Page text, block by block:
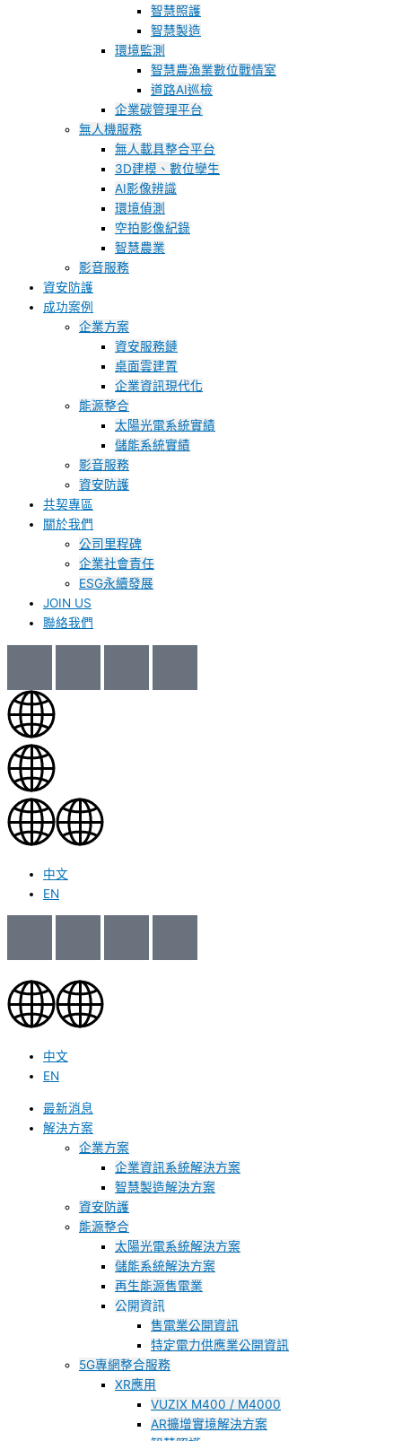
智慧照護
智慧製造
環境監測
智慧農漁業數位戰情室
道路AI巡檢
企業碳管理平台
無人機服務
無人載具整合平台
3D建模、數位孿生
AI影像辨識
環境偵測
空拍影像紀錄
智慧農業
影音服務
資安防護
成功案例
企業方案
資安服務鏈
桌面雲建置
企業資訊現代化
能源整合
太陽光電系統實績
儲能系統實績
影音服務
資安防護
共契專區
關於我們
公司里程碑
企業社會責任
ESG永續發展
JOIN US
聯絡我們
中文
EN
中文
EN
最新消息
解決方案
企業方案
企業資訊系統解決方案
智慧製造解決方案
資安防護
能源整合
太陽光電系統解決方案
儲能系統解決方案
再生能源售電業
公開資訊
售電業公開資訊
特定電力供應業公開資訊
5G專網整合服務
XR應用
VUZIX M400 / M4000
AR擴增實境解決方案